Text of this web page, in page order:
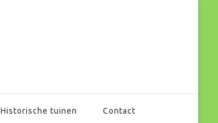
Historische tuinen Contact